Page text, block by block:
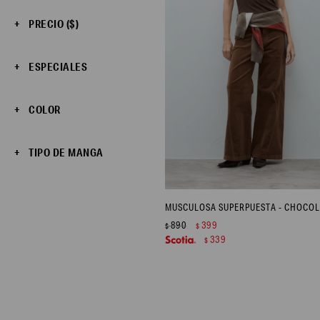
MUSCULOSA SUPERPUESTA -
$890 $ 399
$ 339
PRECIO ($)
ESPECIALES
COLOR
TIPO DE MANGA